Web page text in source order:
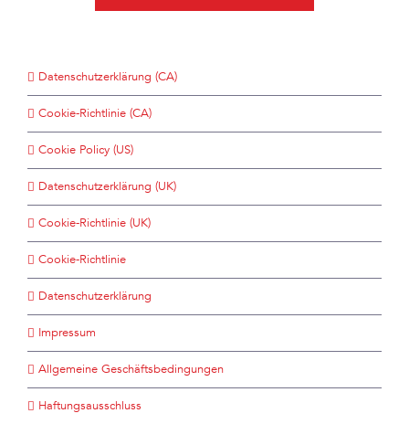
Datenschutzerklärung (CA)
Cookie-Richtlinie (CA)
Cookie Policy (US)
Datenschutzerklärung (UK)
Cookie-Richtlinie (UK)
Cookie-Richtlinie
Datenschutzerklärung
Impressum
Allgemeine Geschäftsbedingungen
Haftungsausschluss